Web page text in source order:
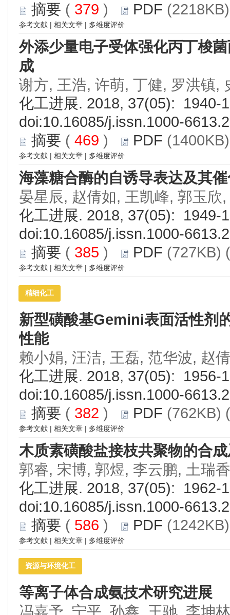
摘要 ( 379 ) PDF
参考文献 | 相关文章 | 多维度评价
外添少量电子受体强化丙丁梭
成
谢方, 王浩, 许萌, 丁健, 罗洪镇,
化工进展. 2018, 37(05): 1940-
doi:10.16085/j.issn.1000-
摘要 ( 469 ) PDF
参考文献 | 相关文章 | 多维度评价
海藻糖合酶的自诱导表达及其
晏星辰, 赵倩如, 王凯峰, 郭玉欣
化工进展. 2018, 37(05): 1949-
doi:10.16085/j.issn.1000-
摘要 ( 385 ) PDF (727KB) (
参考文献 | 相关文章 | 多维度评价
精细化工
新型磺酸基Gemini表面活性剂
性能
赖小娟, 汪洁, 王磊, 范华波, 赵
化工进展. 2018, 37(05): 1956-
doi:10.16085/j.issn.1000-
摘要 ( 382 ) PDF (762KB) (
参考文献 | 相关文章 | 多维度评价
木质素磺酸盐接枝共聚物的合
郭睿, 宋博, 郭煜, 李云鹏, 土瑞
化工进展. 2018, 37(05): 1962-
doi:10.16085/j.issn.1000-
摘要 ( 586 ) PDF
参考文献 | 相关文章 | 多维度评价
资源与环境化工
等离子体合成氨技术研究进展
冯嘉予, 宁平, 孙鑫, 王驰, 李坤